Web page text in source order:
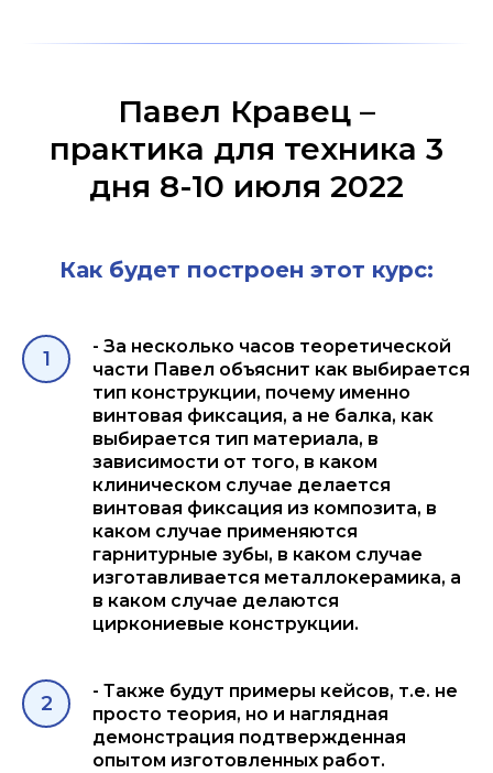
Павел Кравец –
практика для техника 3
дня 8-10 июля 2022
Как будет построен этот курс:
- За несколько часов теоретической
части Павел объяснит как выбирается
тип конструкции, почему именно
винтовая фиксация, а не балка, как
выбирается тип материала, в
зависимости от того, в каком
клиническом случае делается
винтовая фиксация из композита, в
каком случае применяются
гарнитурные зубы, в каком случае
изготавливается металлокерамика, а
в каком случае делаются
циркониевые конструкции.
- Также будут примеры кейсов, т.е. не
просто теория, но и наглядная
демонстрация подтвержденная
опытом изготовленных работ.